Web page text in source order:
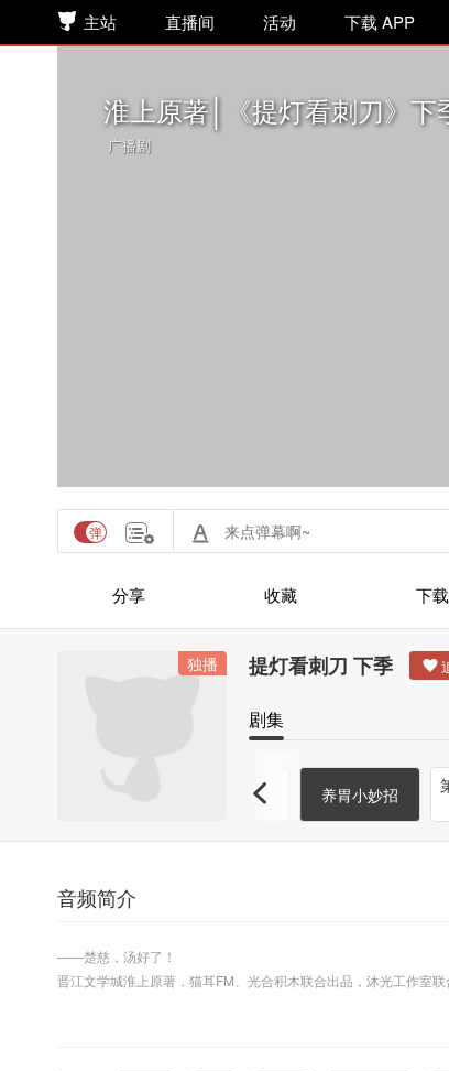
主站 直播间 活动 下载 APP
淮上原著│《提灯看刺刀》下
广播剧
分享 收藏 下载
独播 提灯看刺刀 下季
剧集
200W福利 小
剧场•皮卡丘
养胃小妙招
音频简介
——楚慈，汤好了！
晋江文学城淮上原著，猫耳FM、光合积木联合出品，沐光工作室